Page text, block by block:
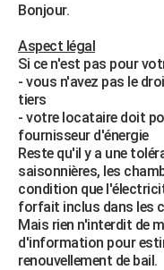
Bonjour.
Aspect légal
Si ce n'est pas pour
- vous n'avez pas le
tiers
- votre locataire doit
fournisseur d'énergie
Reste qu'il y a une
saisonnières, les
condition que
forfait inclus dans les
Mais rien n'interdit de
d'information pour
renouvellement de bail.